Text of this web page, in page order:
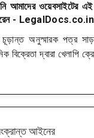
আমাদের ওয়েবসাইটের
- LegalDocs.co.in
চূড়ান্ত অনুস্মারক পত্র
বিক্রেতা দ্বারা খেলাপি
আইনের